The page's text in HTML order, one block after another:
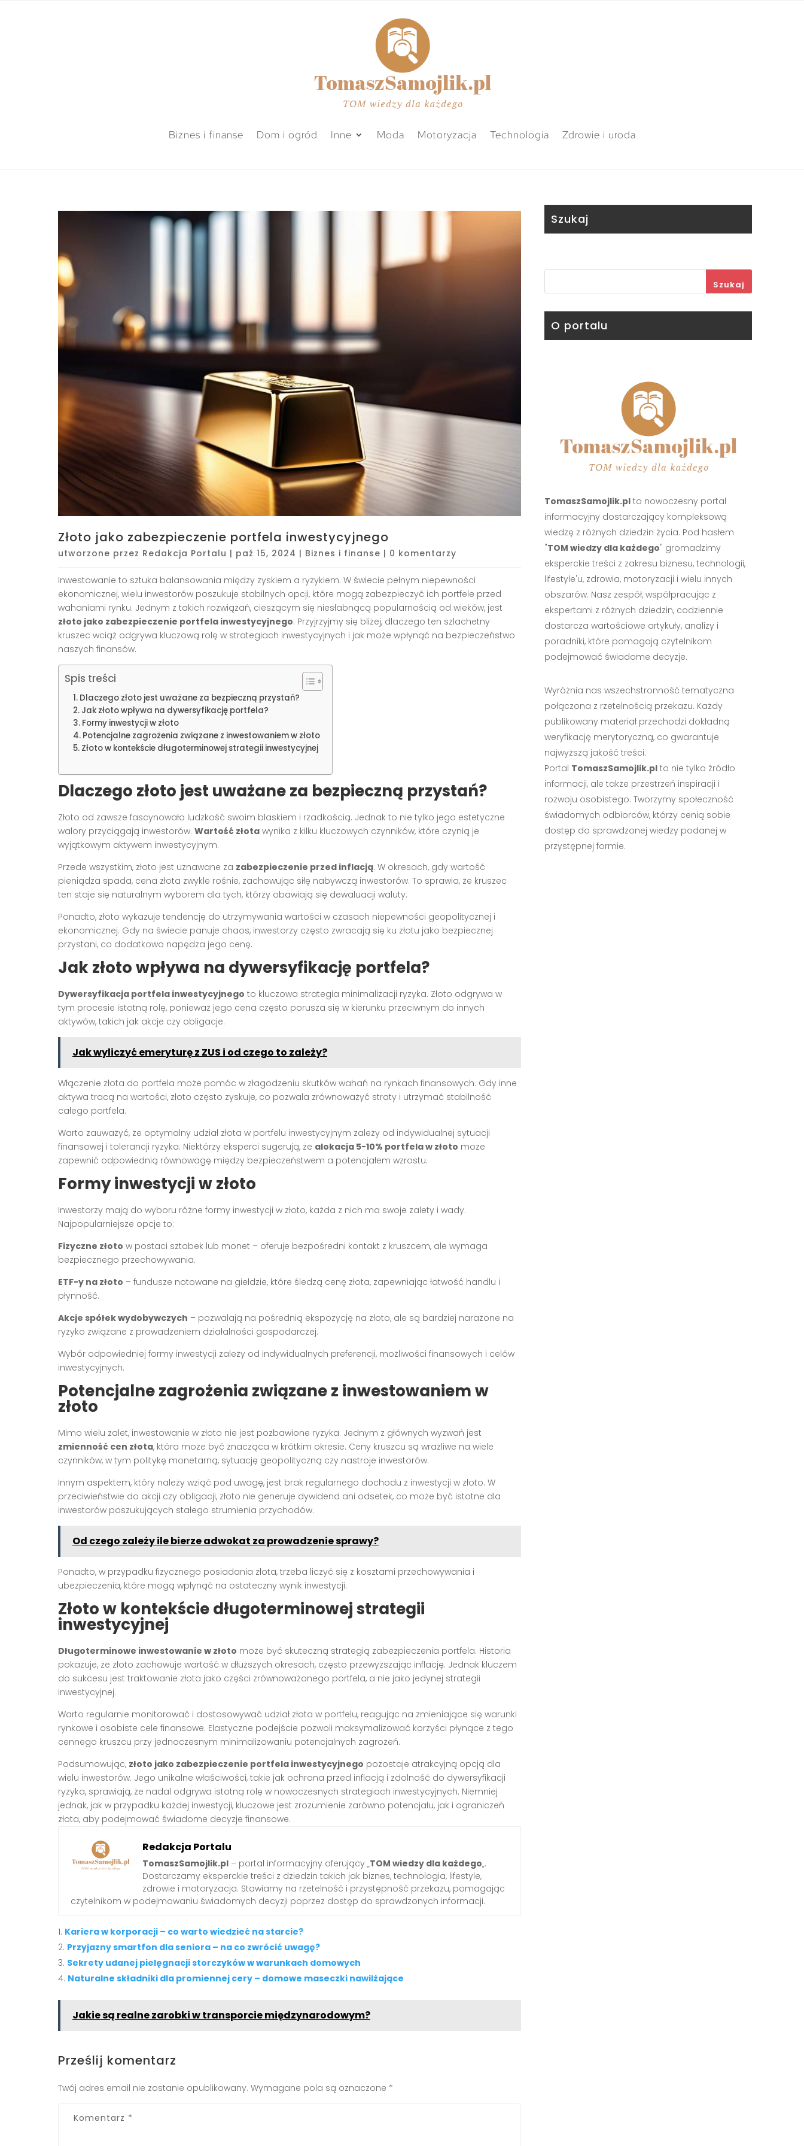
Biznes i finanse Dom i ogród Inne Moda Motoryzacja Technologia Zdrowie i uroda
Złoto jako zabezpieczenie portfela inwestycyjnego
utworzone przez Redakcja Portalu | paź 15, 2024 | Biznes i finanse | 0 komentarzy
Inwestowanie to sztuka balansowania między zyskiem a ryzykiem. W świecie pełnym niepewności
ekonomicznej, wielu inwestorów poszukuje stabilnych opcji, które mogą zabezpieczyć ich portfele przed
wahaniami rynku. Jednym z takich rozwiązań, cieszącym się niesłabnącą popularnością od wieków, jest
złoto jako zabezpieczenie portfela inwestycyjnego. Przyjrzyjmy się bliżej, dlaczego ten szlachetny
kruszec wciąż odgrywa kluczową rolę w strategiach inwestycyjnych i jak może wpłynąć na bezpieczeństwo
naszych finansów.
Spis treści
Dlaczego złoto jest uważane za bezpieczną przystań?
Jak złoto wpływa na dywersyfikację portfela?
Formy inwestycji w złoto
Potencjalne zagrożenia związane z inwestowaniem w złoto
Złoto w kontekście długoterminowej strategii inwestycyjnej
Dlaczego złoto jest uważane za bezpieczną przystań?
Złoto od zawsze fascynowało ludzkość swoim blaskiem i rzadkością. Jednak to nie tylko jego estetyczne
walory przyciągają inwestorów. Wartość złota wynika z kilku kluczowych czynników, które czynią je
wyjątkowym aktywem inwestycyjnym.
Przede wszystkim, złoto jest uznawane za zabezpieczenie przed inflacją. W okresach, gdy wartość
pieniądza spada, cena złota zwykle rośnie, zachowując siłę nabywczą inwestorów. To sprawia, że kruszec
ten staje się naturalnym wyborem dla tych, którzy obawiają się dewaluacji waluty.
Ponadto, złoto wykazuje tendencję do utrzymywania wartości w czasach niepewności geopolitycznej i
ekonomicznej. Gdy na świecie panuje chaos, inwestorzy często zwracają się ku złotu jako bezpiecznej
przystani, co dodatkowo napędza jego cenę.
Jak złoto wpływa na dywersyfikację portfela?
Dywersyfikacja portfela inwestycyjnego to kluczowa strategia minimalizacji ryzyka. Złoto odgrywa w
tym procesie istotną rolę, ponieważ jego cena często porusza się w kierunku przeciwnym do innych
aktywów, takich jak akcje czy obligacje.
Jak wyliczyć emeryturę z ZUS i od czego to zależy?
Włączenie złota do portfela może pomóc w złagodzeniu skutków wahań na rynkach finansowych. Gdy inne
aktywa tracą na wartości, złoto często zyskuje, co pozwala zrównoważyć straty i utrzymać stabilność
całego portfela.
Warto zauważyć, że optymalny udział złota w portfelu inwestycyjnym zależy od indywidualnej sytuacji
finansowej i tolerancji ryzyka. Niektórzy eksperci sugerują, że alokacja 5-10% portfela w złoto może
zapewnić odpowiednią równowagę między bezpieczeństwem a potencjałem wzrostu.
Formy inwestycji w złoto
Inwestorzy mają do wyboru różne formy inwestycji w złoto, każda z nich ma swoje zalety i wady.
Najpopularniejsze opcje to:
Fizyczne złoto w postaci sztabek lub monet – oferuje bezpośredni kontakt z kruszcem, ale wymaga
bezpiecznego przechowywania.
ETF-y na złoto – fundusze notowane na giełdzie, które śledzą cenę złota, zapewniając łatwość handlu i
płynność.
Akcje spółek wydobywczych – pozwalają na pośrednią ekspozycję na złoto, ale są bardziej narażone na
ryzyko związane z prowadzeniem działalności gospodarczej.
Wybór odpowiedniej formy inwestycji zależy od indywidualnych preferencji, możliwości finansowych i celów
inwestycyjnych.
Potencjalne zagrożenia związane z inwestowaniem w
złoto
Mimo wielu zalet, inwestowanie w złoto nie jest pozbawione ryzyka. Jednym z głównych wyzwań jest
zmienność cen złota, która może być znacząca w krótkim okresie. Ceny kruszcu są wrażliwe na wiele
czynników, w tym politykę monetarną, sytuację geopolityczną czy nastroje inwestorów.
Innym aspektem, który należy wziąć pod uwagę, jest brak regularnego dochodu z inwestycji w złoto. W
przeciwieństwie do akcji czy obligacji, złoto nie generuje dywidend ani odsetek, co może być istotne dla
inwestorów poszukujących stałego strumienia przychodów.
Od czego zależy ile bierze adwokat za prowadzenie sprawy?
Ponadto, w przypadku fizycznego posiadania złota, trzeba liczyć się z kosztami przechowywania i
ubezpieczenia, które mogą wpłynąć na ostateczny wynik inwestycji.
Złoto w kontekście długoterminowej strategii
inwestycyjnej
Długoterminowe inwestowanie w złoto może być skuteczną strategią zabezpieczenia portfela. Historia
pokazuje, że złoto zachowuje wartość w dłuższych okresach, często przewyższając inflację. Jednak kluczem
do sukcesu jest traktowanie złota jako części zrównoważonego portfela, a nie jako jedynej strategii
inwestycyjnej.
Warto regularnie monitorować i dostosowywać udział złota w portfelu, reagując na zmieniające się warunki
rynkowe i osobiste cele finansowe. Elastyczne podejście pozwoli maksymalizować korzyści płynące z tego
cennego kruszcu przy jednoczesnym minimalizowaniu potencjalnych zagrożeń.
Podsumowując, złoto jako zabezpieczenie portfela inwestycyjnego pozostaje atrakcyjną opcją dla
wielu inwestorów. Jego unikalne właściwości, takie jak ochrona przed inflacją i zdolność do dywersyfikacji
ryzyka, sprawiają, że nadal odgrywa istotną rolę w nowoczesnych strategiach inwestycyjnych. Niemniej
jednak, jak w przypadku każdej inwestycji, kluczowe jest zrozumienie zarówno potencjału, jak i ograniczeń
złota, aby podejmować świadome decyzje finansowe.
Redakcja Portalu
TomaszSamojlik.pl – portal informacyjny oferujący „TOM wiedzy dla każdego„.
Dostarczamy eksperckie treści z dziedzin takich jak biznes, technologia, lifestyle,
zdrowie i motoryzacja. Stawiamy na rzetelność i przystępność przekazu, pomagając
czytelnikom w podejmowaniu świadomych decyzji poprzez dostęp do sprawdzonych informacji.
Kariera w korporacji – co warto wiedzieć na starcie?
Przyjazny smartfon dla seniora – na co zwrócić uwagę?
Sekrety udanej pielęgnacji storczyków w warunkach domowych
Naturalne składniki dla promiennej cery – domowe maseczki nawilżające
Jakie są realne zarobki w transporcie międzynarodowym?
Prześlij komentarz
Twój adres email nie zostanie opublikowany. Wymagane pola są oznaczone *
Szukaj
Szukaj
O portalu
TomaszSamojlik.plto nowoczesny portal
informacyjny dostarczający kompleksową
wiedzę z różnych dziedzin życia. Pod hasłem
"TOM wiedzy dla każdego" gromadzimy
eksperckie treści z zakresu biznesu, technologii,
lifestyle'u, zdrowia, motoryzacji i wielu innych
obszarów. Nasz zespół, współpracując z
ekspertami z różnych dziedzin, codziennie
dostarcza wartościowe artykuły, analizy i
poradniki, które pomagają czytelnikom
podejmować świadome decyzje.
Wyróżnia nas wszechstronność tematyczna
połączona z rzetelnością przekazu. Każdy
publikowany materiał przechodzi dokładną
weryfikację merytoryczną, co gwarantuje
najwyższą jakość treści.
Portal TomaszSamojlik.plto nie tylko źródło
informacji, ale także przestrzeń inspiracji i
rozwoju osobistego. Tworzymy społeczność
świadomych odbiorców, którzy cenią sobie
dostęp do sprawdzonej wiedzy podanej w
przystępnej formie.